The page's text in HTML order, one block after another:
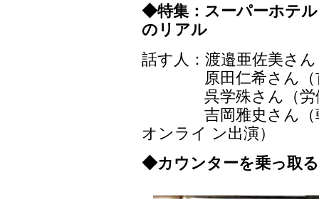
◆特集：スーパーホテ
のリアル
話す人：渡邉亜佐美さ
原田仁希さん（首
呉学殊さん（労働政
吉岡雅史さん（朝
オンライ ン出演）
◆カウンターを乗っ取